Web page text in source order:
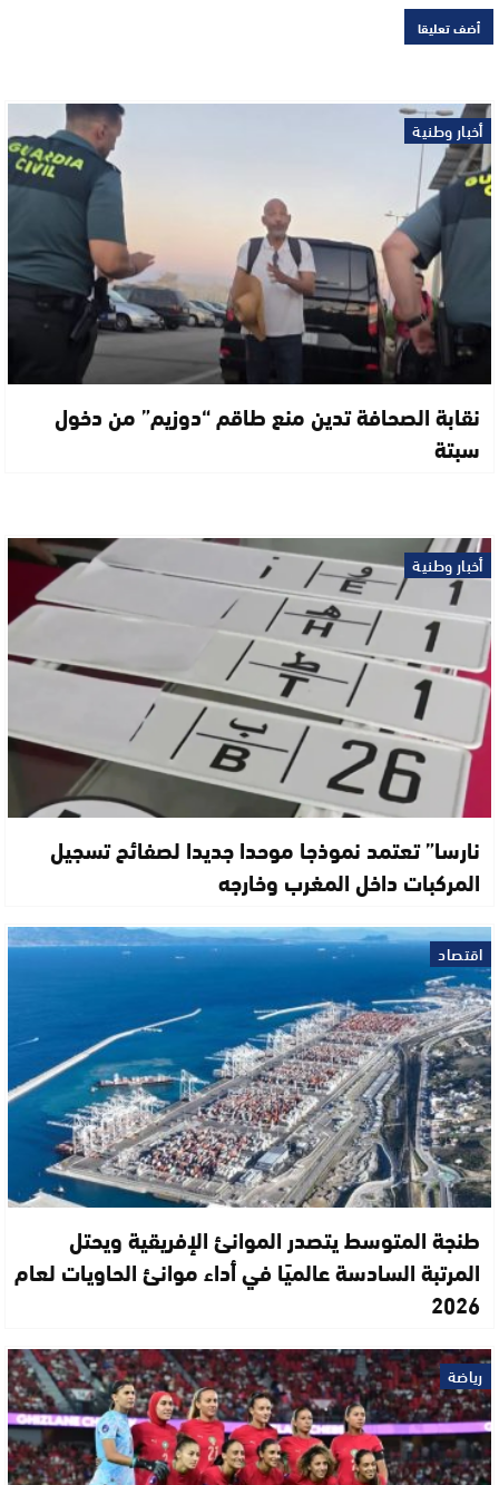
أخبار وطنية
نقابة الصحافة تدين منع طاقم “دوزيم” من دخول
سبتة
أخبار وطنية
نارسا” تعتمد نموذجا موحدا جديدا لصفائح تسجيل
المركبات داخل المغرب وخارجه
اقتصاد
طنجة المتوسط يتصدر الموانئ الإفريقية ويحتل
المرتبة السادسة عالميًا في أداء موانئ الحاويات لعام
2026
رياضة